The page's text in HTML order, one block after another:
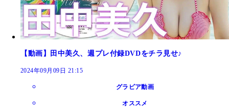
【動画】田中美久、週プレ付録DVDをチラ見せ♪
2024年09月09日 21:15
グラビア動画
オススメ